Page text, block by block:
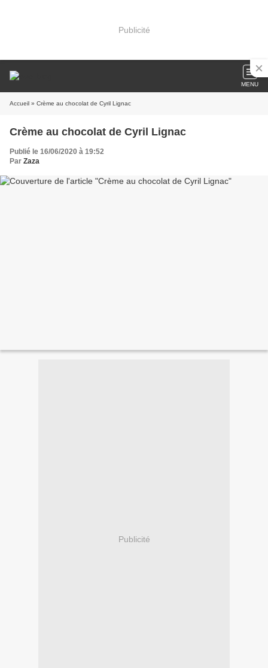
Publicité
MENU
Accueil » Crème au chocolat de Cyril Lignac
Crème au chocolat de Cyril Lignac
Publié le 16/06/2020 à 19:52
Par Zaza
Publicité